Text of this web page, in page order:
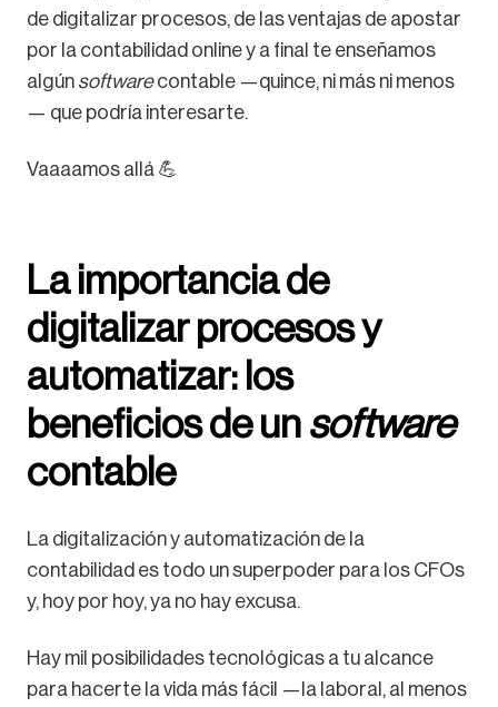
de digitalizar procesos, de las ventajas de apostar
por la contabilidad online y a final te enseñamos
algún softwarecontable —quince, ni más ni menos
— que podría interesarte.
Vaaaamos allá 💪
La importancia de
digitalizar procesos y
automatizar: los
beneficios de unsoftware
contable
La digitalización y automatización de la
contabilidad es todo un superpoder para los CFOs
y, hoy por hoy, ya no hay excusa.
Hay mil posibilidades tecnológicas a tu alcance
para hacerte la vida más fácil —la laboral, al menos